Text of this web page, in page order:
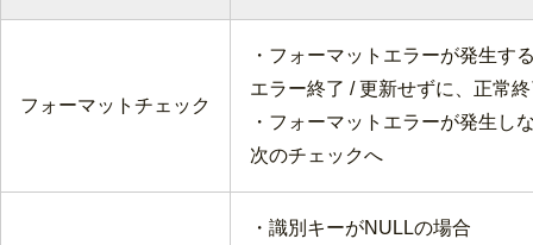
フォーマットチェック
・フォーマットエラーが発生す
エラー終了 / 更新せずに、正常
・フォーマットエラーが発生し
次のチェックへ
・識別キーがNULLの場合